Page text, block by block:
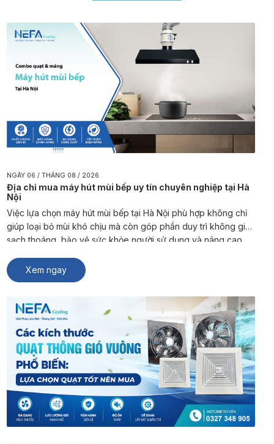
NGÀY 06 / THÁNG 08 / 2026
Địa chỉ mua máy hút mùi bếp uy tín chuyên nghiệp tại Hà
Nội
Việc lựa chọn máy hút mùi bếp tại Hà Nội phù hợp không chỉ
giúp loại bỏ mùi khó chịu mà còn góp phần duy trì không gian
sạch thoáng, bảo vệ sức khỏe người sử dụng và nâng cao
chuyên sản xuất và […]
Xem ngay